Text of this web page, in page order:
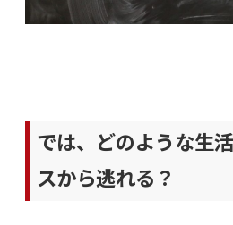
では、どのような生
スから逃れる？